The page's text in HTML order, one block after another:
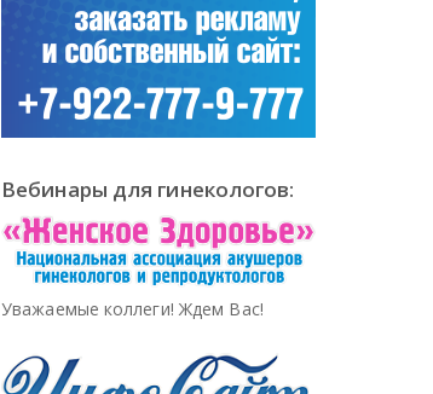
Вебинары для гинекологов:
Уважаемые коллеги! Ждем Вас!